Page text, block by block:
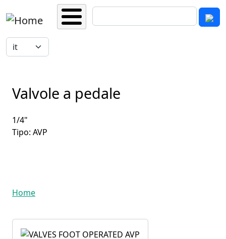
Salta al contenuto principale
Cerca
Select your language
Valvole a pedale
1/4"
Tipo: AVP
Home